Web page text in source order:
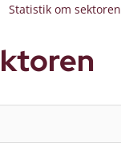
Statistik om sektoren